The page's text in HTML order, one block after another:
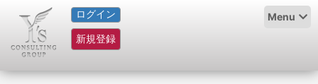
ログイン
新規登録
Menu
HOME
サービス紹介